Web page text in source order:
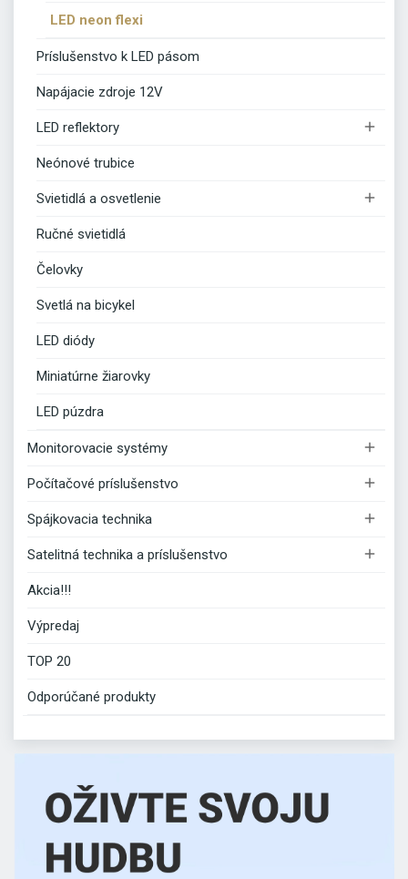
LED neon flexi
Príslušenstvo k LED pásom
Napájacie zdroje 12V
LED reflektory 
Neónové trubice
Svietidlá a osvetlenie 
Ručné svietidlá
Čelovky
Svetlá na bicykel
LED diódy
Miniatúrne žiarovky
LED púzdra
Monitorovacie systémy 
Počítačové príslušenstvo 
Spájkovacia technika 
Satelitná technika a príslušenstvo 
Akcia!!!
Výpredaj
TOP 20
Odporúčané produkty